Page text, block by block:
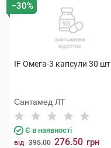
−30%
IF Омега-3 капсули 30 шт
Сантамед ЛТ
Є в наявності
від 395.00 276.50 грн